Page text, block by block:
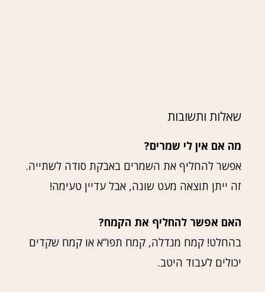
שאלות ותשובות
מה אם אין לי שמרים?
אפשר להחליף את השמרים באבקת סודה לשתייה.
זה ייתן תוצאה מעט שונה, אבל עדיין טעימה!
האם אפשר להחליף את הקמח?
בהחלט! קמח מנדלה, קמח תפו”א או קמח שקדים
יכולים לעבוד היטב.